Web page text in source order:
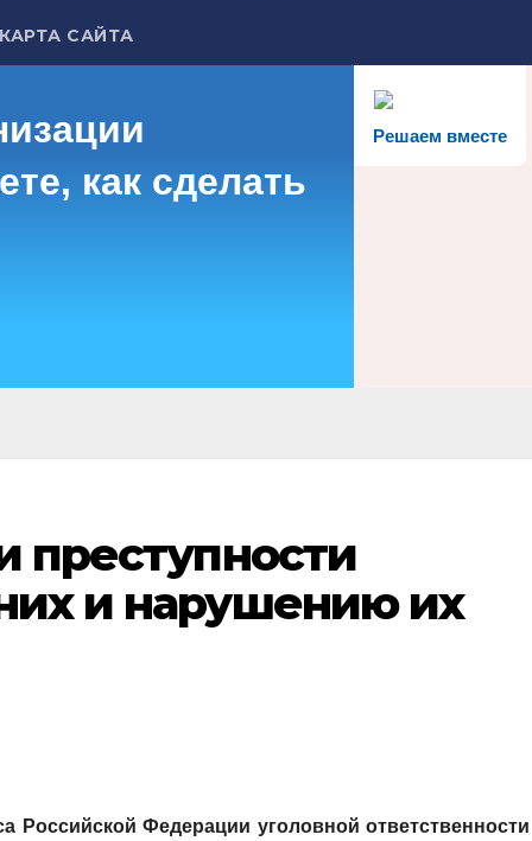
КАРТА САЙТА
Решаем вместе
как сделать
преступности
и нарушению их
Российской Федерации уголовной ответственности